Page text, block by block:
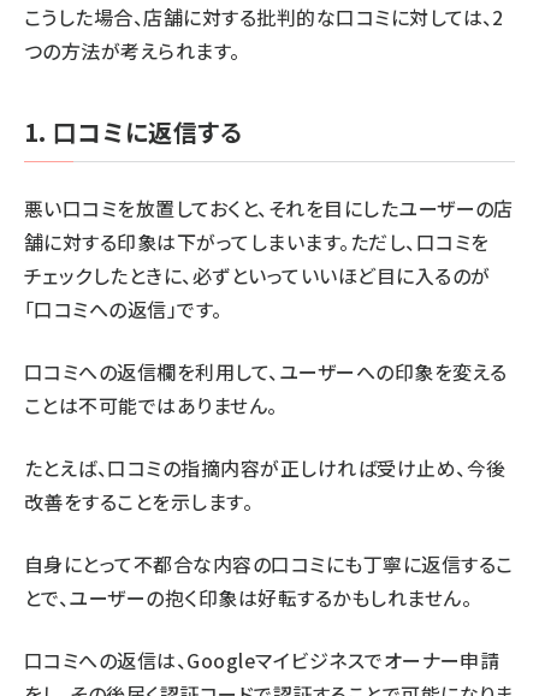
こうした場合、店舗に対する批判的な口コミに対しては、2
つの方法が考えられます。
1. 口コミに返信する
悪い口コミを放置しておくと、それを目にしたユーザーの店
舗に対する印象は下がってしまいます。ただし、口コミを
チェックしたときに、必ずといっていいほど目に入るのが
「口コミへの返信」です。
口コミへの返信欄を利用して、ユーザーへの印象を変える
ことは不可能ではありません。
たとえば、口コミの指摘内容が正しければ受け止め、今後
改善をすることを示します。
自身にとって不都合な内容の口コミにも丁寧に返信するこ
とで、ユーザーの抱く印象は好転するかもしれません。
口コミへの返信は、Googleマイビジネスでオーナー申請